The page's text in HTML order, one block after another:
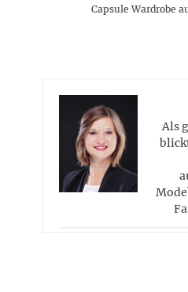
Capsule Wardrobe
Als